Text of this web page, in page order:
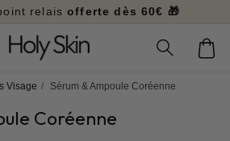
relaisofferte dès 60€ 🎁
Panier
Visage / Sérum & Ampoule Coréenne
Coréenne